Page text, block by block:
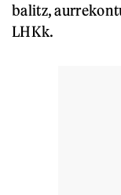
balitz,
LHKk.